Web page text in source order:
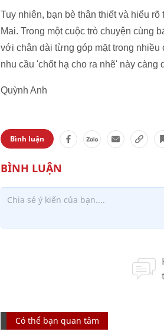
Tuy nhiên, bạn bè thân thiết và hiểu
Mai. Trong một cuộc trò chuyện cùng
với chân dài từng góp mặt trong
nhu cầu 'chốt hạ cho ra nhẽ' này càng
Quỳnh Anh
Bình luận
Có thể bạn quan tâm